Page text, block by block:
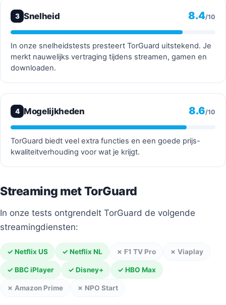
3 Snelheid 8.4/10
In onze snelheidstests presteert TorGuard uitstekend. Je
merkt nauwelijks vertraging tijdens streamen, gamen en
downloaden.
4 Mogelijkheden 8.6/10
TorGuard biedt veel extra functies en een goede prijs-
kwaliteitverhouding voor wat je krijgt.
Streaming met TorGuard
In onze tests ontgrendelt TorGuard de volgende
streamingdiensten:
✓ Netflix US ✓ Netflix NL ✗ F1 TV Pro ✗ Viaplay
✓ BBC iPlayer ✓ Disney+ ✓ HBO Max
✗ Amazon Prime ✗ NPO Start